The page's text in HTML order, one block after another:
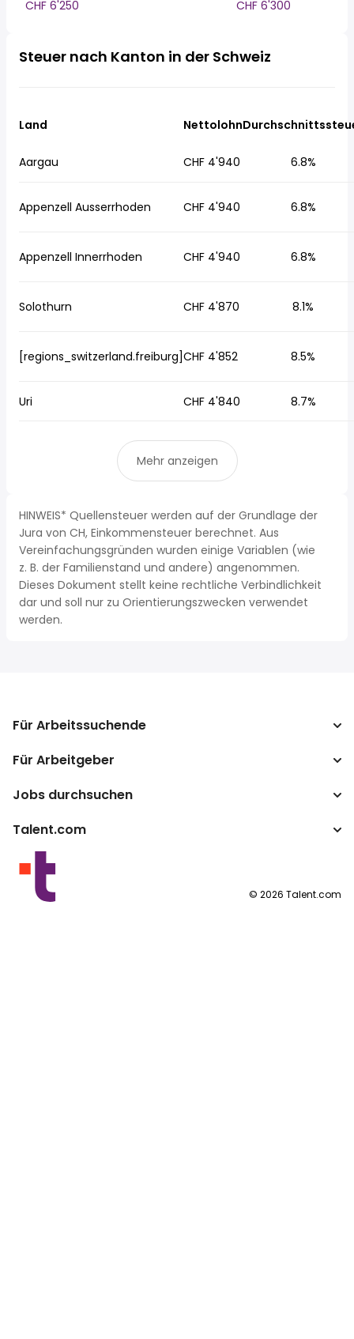
CHF 6'250
CHF 6'300
Steuer nach Kanton in der Schweiz
Land Nettolohn
Aargau CHF 4'940 6.8%
Appenzell Ausserrhoden CHF 4'940 6.8%
Appenzell Innerrhoden CHF 4'940 6.8%
Solothurn CHF 4'870 8.1%
[regions_switzerland.freiburg]CHF 4'852 8.5%
Uri CHF 4'840 8.7%
Mehr anzeigen
HINWEIS* Quellensteuer werden auf der Grundlage der
Jura von CH, Einkommensteuer berechnet. Aus
Vereinfachungsgründen wurden einige Variablen (wie
z. B. der Familienstand und andere) angenommen.
Dieses Dokument stellt keine rechtliche Verbindlichkeit
dar und soll nur zu Orientierungszwecken verwendet
werden.
Für Arbeitssuchende
Jobs suchen
Lohnumrechner
Für Arbeitgeber
Unternehmen
Jobs durchsuchen
Top-Suchanfragen
Nach Standort
By category
Talent.com
Mehr Länder
Nutzungsbedingungen
© 2026 Talent.com